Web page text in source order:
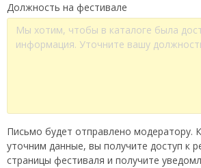
Должность на фестивале
Письмо будет отправлено модератору.
уточним данные, вы получите доступ к
страницы фестиваля и получите